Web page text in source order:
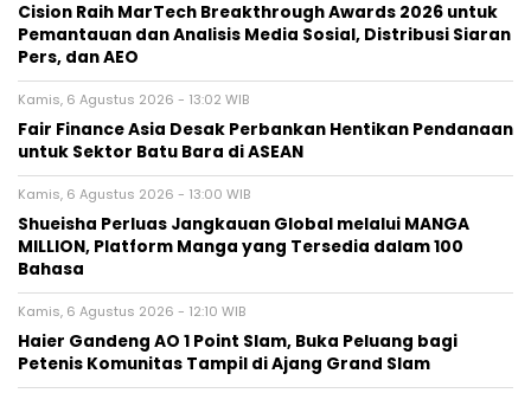
Cision Raih MarTech Breakthrough Awards 2026 untuk
Pemantauan dan Analisis Media Sosial, Distribusi Siaran
Pers, dan AEO
Kamis, 6 Agustus 2026 - 13:02 WIB
Fair Finance Asia Desak Perbankan Hentikan Pendanaan
untuk Sektor Batu Bara di ASEAN
Kamis, 6 Agustus 2026 - 13:00 WIB
Shueisha Perluas Jangkauan Global melalui MANGA
MILLION, Platform Manga yang Tersedia dalam 100
Bahasa
Kamis, 6 Agustus 2026 - 12:10 WIB
Haier Gandeng AO 1 Point Slam, Buka Peluang bagi
Petenis Komunitas Tampil di Ajang Grand Slam